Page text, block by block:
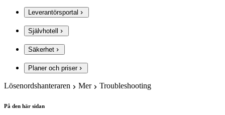
Leverantörsportal
Självhotell
Säkerhet
Planer och priser
Lösenordshanteraren Mer Troubleshooting
På den här sidan